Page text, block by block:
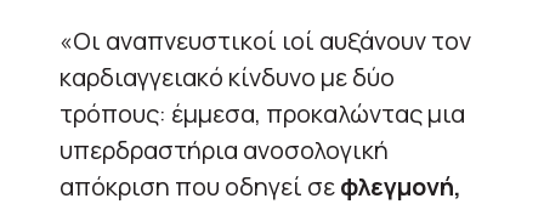
«Οι αναπνευστικοί ιοί αυξάνουν τον
καρδιαγγειακό κίνδυνο με δύο
τρόπους: έμμεσα, προκαλώντας μια
υπερδραστήρια ανοσολογική
απόκριση που οδηγεί σεφλεγμονή,